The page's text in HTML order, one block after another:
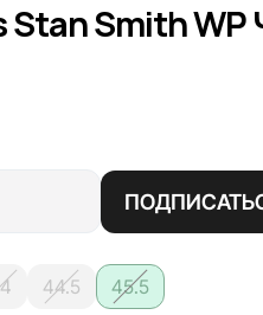
Stan Smith WP
44.5
45.5